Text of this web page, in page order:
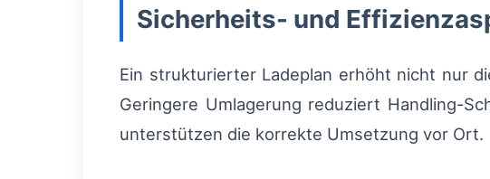
Sicherheits- und
Ein strukturierter Ladeplan erhöht nicht nur
Geringere Umlagerung reduziert Handling-
unterstützen die korrekte Umsetzung vor Ort.